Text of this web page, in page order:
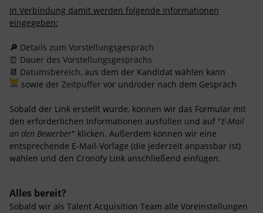
In Verbindung damit werden folgende Informationen
eingegeben:
🔎 Details zum Vorstellungsgespräch
⏰ Dauer des Vorstellungsgesprächs
📆 Datumsbereich, aus dem der Kandidat wählen kann
sowie der Zeitpuffer vor und/oder nach dem Gespräch
Sobald der Link erstellt wurde, können wir das Formular mit
den erforderlichen Informationen ausfüllen und auf "E-Mail
an den Bewerber" klicken. Außerdem können wir eine
entsprechende E-Mail-Vorlage (die jederzeit anpassbar ist)
wählen und den Cronofy Link anschließend einfügen.
Alles bereit?
Sobald wir als Talent Acquisition Team alle Voreinstellungen